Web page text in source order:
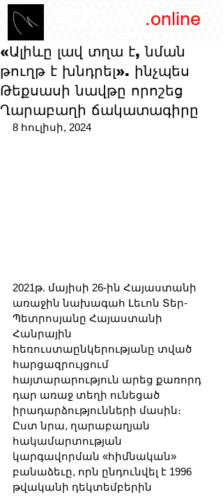
.online
«Ալիևը լավ տղա է, նման
թուղթ է խնդրել». ինչպես
Թեքսասի նավթը որոշեց
Ղարաբաղի ճակատագիրը
8 հուլիսի, 2024
2021թ. մայիսի 26-ին Հայաստանի
առաջին նախագահ Լեւոն Տեր-
Պետրոսյանը Հայաստանի
Հանրային
հեռուստաընկերությանը տված
հարցազրույցում
հայտարարություն արեց քառորդ
դար առաջ տեղի ունեցած
իրադարձությունների մասին։
Ըստ նրա, ղարաբաղյան
հակամարտության
կարգավորման «հիմնական»
բանաձեւը, որն ընդունվել է 1996
թվականի դեկտեմբերին